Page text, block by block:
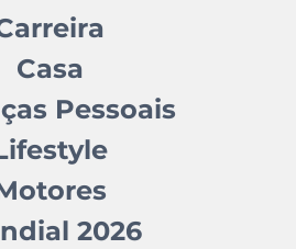
Casa
Pessoais
2026